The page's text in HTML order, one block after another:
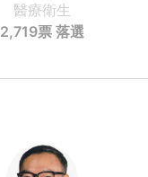
醫療衛生
2,719票 落選